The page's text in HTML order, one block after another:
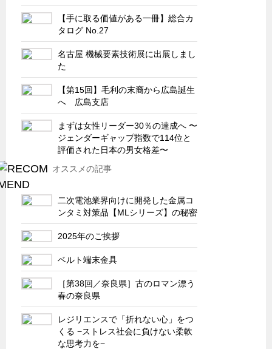
再生可能エネルギー
半導体製造装置関連
共同溝・無電柱化関連
サーバーラック・エンクロジャー
特装車・バス・トラック関連
フリーザー・フードマシナリー関連
自動販売機・自動改札機関連
鉄道車両・駅舎関連
CATEGORY 連載
営業、丸ごとフカボリ
新製品開発最前線
Before After
隠れた名品
旬の野菜とタキゲン製品
PICK UP NEWS
ポンチ絵の基礎と描き方
【手に取る価値がある一冊】総合カ
タログ No.27
名古屋 機械要素技術展に出展しまし
た
【第15回】毛利の末裔から広島誕生
へ 広島支店
まずは女性リーダー30％の達成へ 〜
ジェンダーギャップ指数で114位と
評価された日本の男女格差〜
オススメの記事
二次電池業界向けに開発した金属コ
ンタミ対策品【MLシリーズ】の秘密
2025年のご挨拶
ベルト端末⾦具
［第38回／奈良県］古のロマン漂う
春の奈良県
レジリエンスで「折れない心」をつ
くる −ストレス社会に負けない柔軟
な思考力を−